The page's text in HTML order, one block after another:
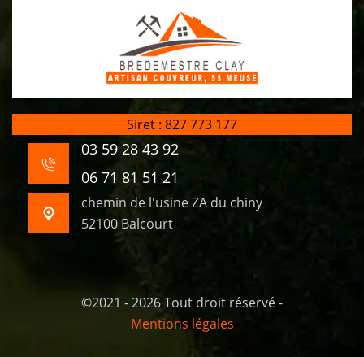
Siret : 827 773 177
03 59 28 43 92
06 71 81 51 21
chemin de l'usine ZA du chiny
52100 Balcourt
©2021 - 2026 Tout droit réservé -
Mentions légales